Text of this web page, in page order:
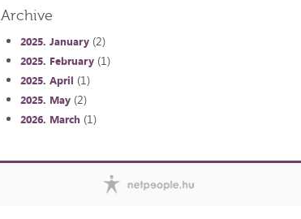
Archive
2025. January (2)
2025. February (1)
2025. April (1)
2025. May (2)
2026. March (1)